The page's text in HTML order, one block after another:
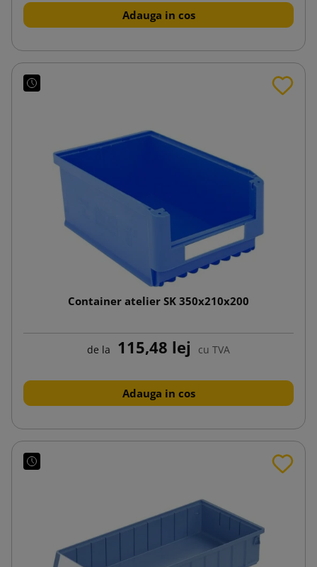
Adauga in cos
Container atelier SK 350x210x200
de la 115,48 lej cu TVA
Adauga in cos